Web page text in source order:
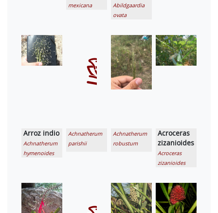
mexicana
Abildgaardia
ovata
Arroz indio
Achnatherum
hymenoides
Achnatherum
parishii
Achnatherum
robustum
Acroceras
zizanioides
Acroceras
zizanioides